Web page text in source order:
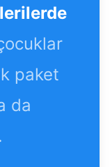
paket
da